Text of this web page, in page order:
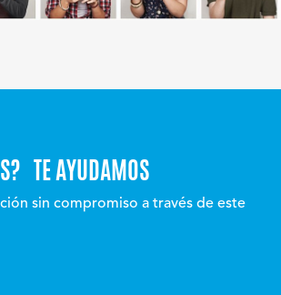
TE AYUDAMOS
sin compromiso a través de este